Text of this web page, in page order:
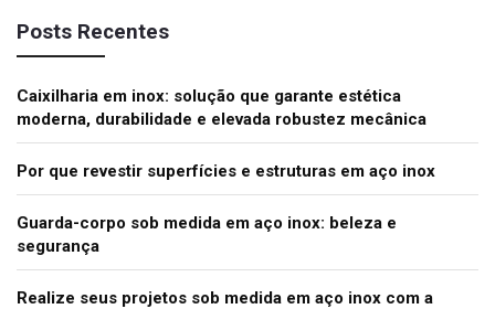
Posts Recentes
Caixilharia em inox: solução que garante estética
moderna, durabilidade e elevada robustez mecânica
Por que revestir superfícies e estruturas em aço inox
Guarda-corpo sob medida em aço inox: beleza e
segurança
Realize seus projetos sob medida em aço inox com a